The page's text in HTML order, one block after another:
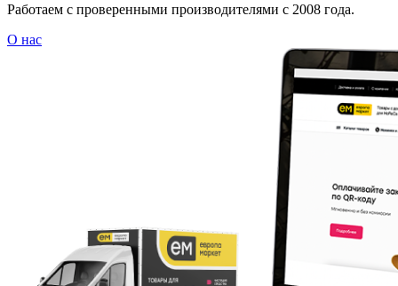
Работаем с проверенными производителями с 2008 года.
О нас